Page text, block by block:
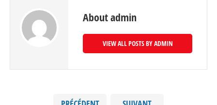
About admin
VIEW ALL POSTS BY ADMIN